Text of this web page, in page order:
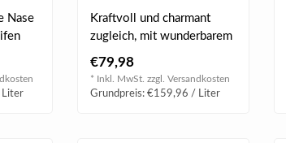
Nase
Liter
Kraftvoll und charmant
zugleich, mit wunderbarem
am G..
€79,98
* Inkl. MwSt. zzgl. Versandkosten
Grundpreis: €159,96 / Liter